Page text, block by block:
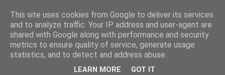
Oración personal
con el Evangelio de cada día
This site uses cookies from Google to deliver its services
and to analyze traffic. Your IP address and user-agent are
shared with Google along with performance and security
metrics to ensure quality of service, generate usage
statistics, and to detect and address abuse.
LEARN MORE GOT IT